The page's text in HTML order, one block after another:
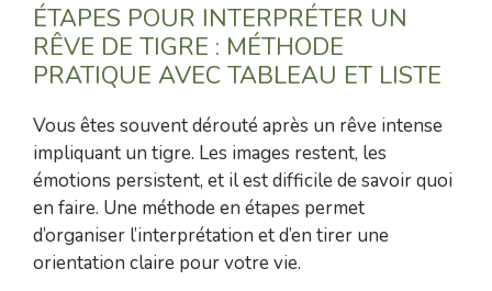
ÉTAPES POUR INTERPRÉTER UN
RÊVE DE TIGRE : MÉTHODE
PRATIQUE AVEC TABLEAU ET LISTE
Vous êtes souvent dérouté après un rêve intense
impliquant un tigre. Les images restent, les
émotions persistent, et il est difficile de savoir quoi
en faire. Une méthode en étapes permet
d’organiser l’interprétation et d’en tirer une
orientation claire pour votre vie.